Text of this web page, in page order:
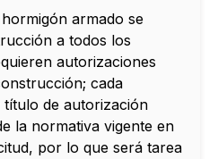
armado se
a todos los
autorizaciones
cada
de autorización
la normativa vigente en
por lo que será tarea